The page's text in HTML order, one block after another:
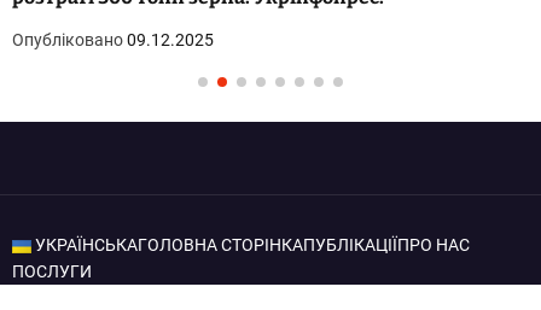
Опубліковано09.12.2025
УКРАЇНСЬКАГОЛОВНА СТОРІНКАПУБЛІКАЦІЇПРО НАС
ПОСЛУГИ